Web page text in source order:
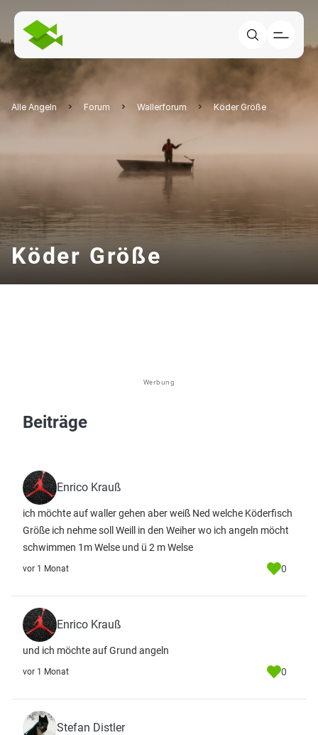
Alle Angeln Forum Wallerforum Köder Größe
Köder Größe
Werbung
Beiträge
Enrico Krauß
ich möchte auf waller gehen aber weiß Ned welche Köderfisch
Größe ich nehme soll Weill in den Weiher wo ich angeln möcht
schwimmen 1m Welse und ü 2 m Welse
vor 1 Monat 0
Enrico Krauß
und ich möchte auf Grund angeln
vor 1 Monat 0
Stefan Distler